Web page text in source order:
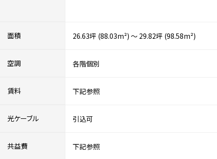
面積 26.63坪 (88.03m²) ～ 29.82坪 (98.58m²)
空調 各階個別
賃料 下記参照
光ケーブル 引込可
共益費 下記参照